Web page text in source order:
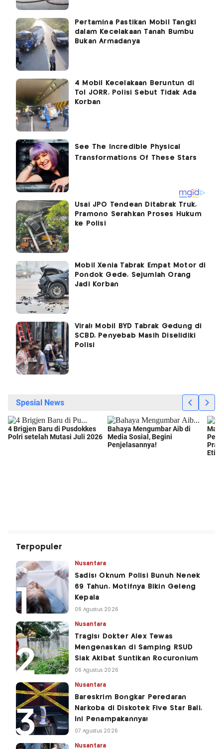
Pertamina Pastikan Mobil Tangki
dalam Kecelakaan Tanah Bumbu
Bukan Armadanya
4 Mobil Kecelakaan Beruntun di
Tol JORR, Polisi Sebut Tidak Ada
Korban
Usai JPO Tendean Ditabrak Truk,
Pramono Serahkan Proses Hukum
ke Polisi
Mobil Xenia Tabrak Empat Motor di
Pondok Gede, Sejumlah Orang
Jadi Korban
Viral! Mobil BYD Tabrak Gedung di
SCBD, Penyebab Masih Diselidiki
Polisi
Terpopuler
Nusantara
Sadis! Oknum Polisi Bunuh Nenek
69 Tahun, Motifnya Bikin Geleng
Kepala
06 Agustus 2026
Nusantara
Tragis! Dokter Alex Tewas
Mengenaskan di Samping RSUD
Siak Akibat Suntikan Rocuronium
06 Agustus 2026
Nusantara
Bareskrim Bongkar Peredaran
Narkoba di Diskotek Five Star Bali,
Ini Penampakannya!
07 Agustus 2026
Nusantara